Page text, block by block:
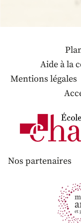
Aide à la
Mentions légales
Nos partenaires